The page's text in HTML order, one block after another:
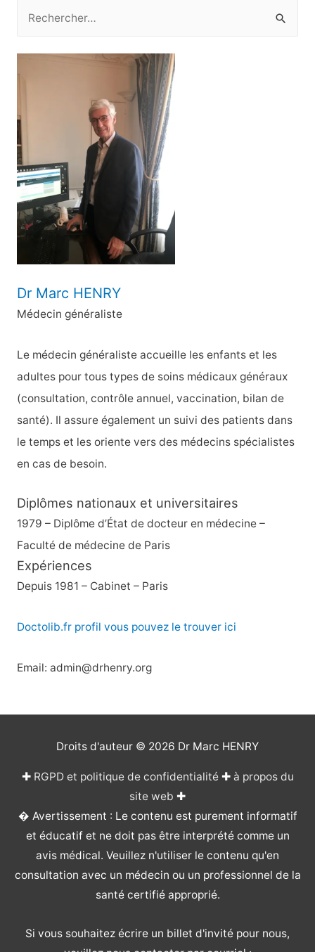
c
h
r
c
h
e
r
Dr Marc HENRY
Médecin généraliste
Le médecin généraliste accueille les enfants et les
adultes pour tous types de soins médicaux généraux
(consultation, contrôle annuel, vaccination, bilan de
santé). Il assure également un suivi des patients dans
le temps et les oriente vers des médecins spécialistes
en cas de besoin.
Diplômes nationaux et universitaires
1979 – Diplôme d’État de docteur en médecine –
Faculté de médecine de Paris
Expériences
Depuis 1981 – Cabinet – Paris
Doctolib.fr profil vous pouvez le trouver ici
Email: admin@drhenry.org
Droits d'auteur © 2026 Dr Marc HENRY
✚ RGPD et politique de confidentialité✚ à propos du
site web ✚
� Avertissement : Le contenu est purement informatif
et éducatif et ne doit pas être interprété comme un
avis médical. Veuillez n'utiliser le contenu qu'en
consultation avec un médecin ou un professionnel de la
santé certifié approprié.
Si vous souhaitez écrire un billet d'invité pour nous,